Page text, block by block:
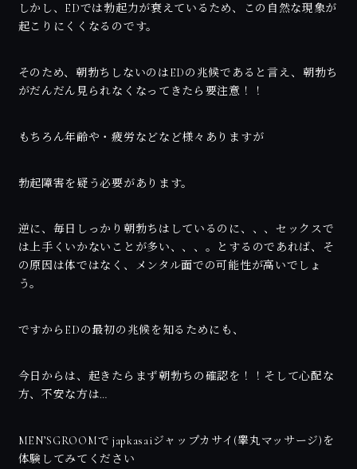
しかし、EDでは勃起力が衰えているため、この自然な現象が
起こりにくくなるのです。
そのため、朝勃ちしないのはEDの兆候であると言え、朝勃ち
がだんだん見られなくなってきたら要注意！！
もちろん年齢や・疲労などなど様々ありますが
勃起障害を疑う必要があります。
逆に、毎日しっかり朝勃ちはしているのに、、、セックスで
は上手くいかないことが多い、、、。とするのであれば、そ
の原因は体ではなく、メンタル面での可能性が高いでしょ
う。
ですからEDの最初の兆候を知るためにも、
今日からは、起きたらまず朝勃ちの確認を！！そして心配な
方、不安な方は…
MEN’SGROOMで japkasaiジャップカサイ(睾丸マッサージ)を
体験してみてください